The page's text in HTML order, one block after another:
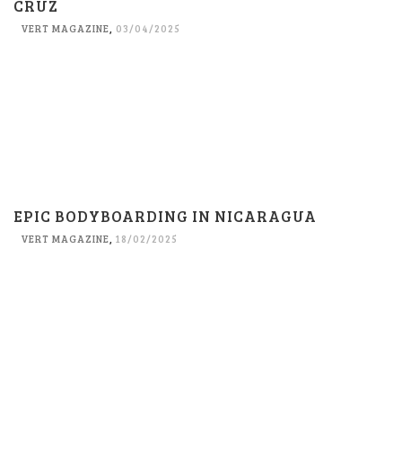
CRUZ
VERT MAGAZINE, 03/04/2025
EPIC BODYBOARDING IN NICARAGUA
VERT MAGAZINE, 18/02/2025